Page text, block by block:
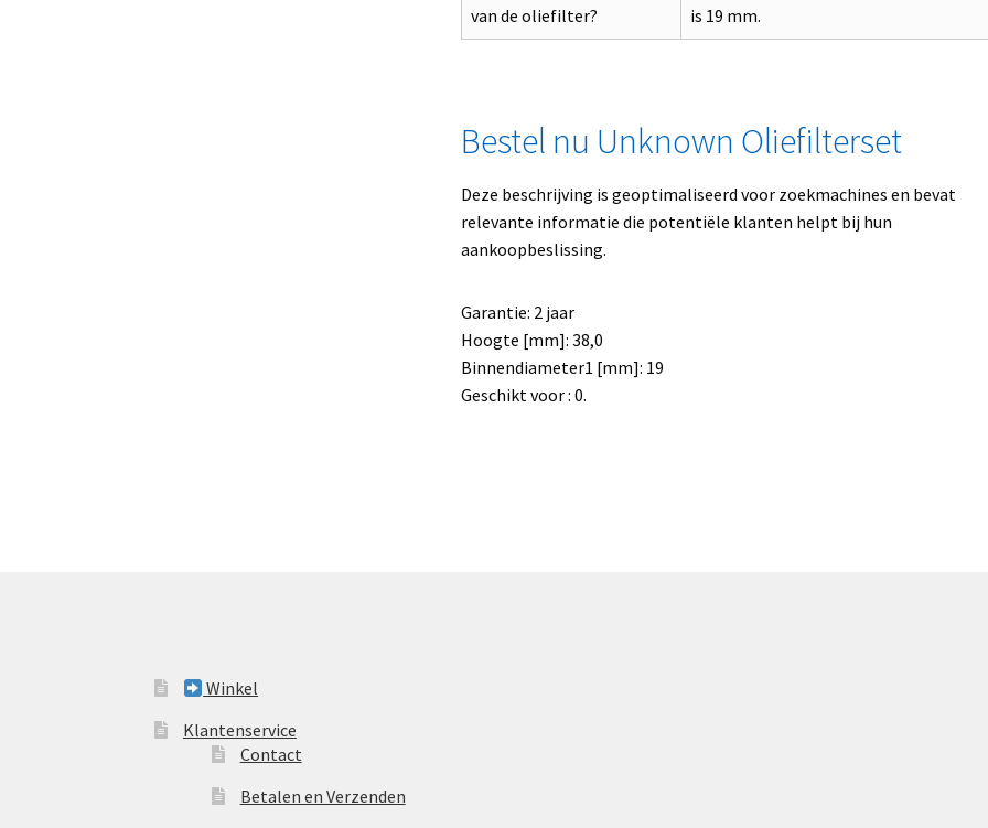
van de oliefilter?
is 19 mm.
Bestel nu Unknown Oliefilterset
Deze beschrijving is geoptimaliseerd voor zoekmachines en bevat
relevante informatie die potentiële klanten helpt bij hun
aankoopbeslissing.
Garantie: 2 jaar
Hoogte [mm]: 38,0
Binnendiameter1 [mm]: 19
Geschikt voor : 0.
Winkel
Klantenservice
Contact
Betalen en Verzenden